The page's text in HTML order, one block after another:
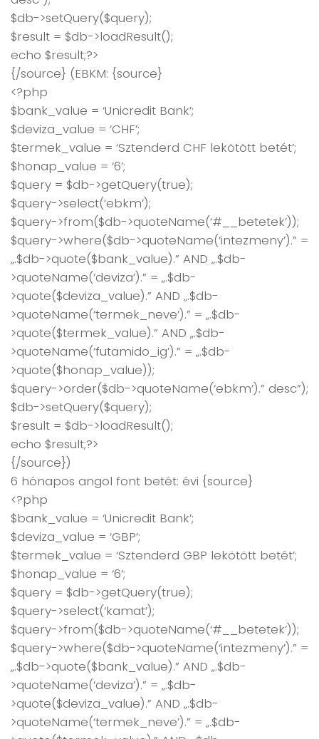
$db->setQuery($query);
$result = $db->loadResult();
echo $result;?>
{/source} (EBKM: {source}
<?php
$bank_value = ‘Unicredit Bank’;
$deviza_value = ‘CHF’;
$termek_value = ‘Sztenderd CHF lekötött betét’;
$honap_value = ‘6’;
$query = $db->getQuery(true);
$query->select(‘ebkm’);
$query->from($db->quoteName(‘#__betetek’));
$query->where($db->quoteName(‘intezmeny’).” =
„.$db->quote($bank_value).” AND „.$db-
>quoteName(‘deviza’).” = „.$db-
>quote($deviza_value).” AND „.$db-
>quoteName(‘termek_neve’).” = „.$db-
>quote($termek_value).” AND „.$db-
>quoteName(‘futamido_ig’).” = „.$db-
>quote($honap_value));
$query->order($db->quoteName(‘ebkm’).” desc”);
$db->setQuery($query);
$result = $db->loadResult();
echo $result;?>
{/source})
6 hónapos angol font betét: évi {source}
<?php
$bank_value = ‘Unicredit Bank’;
$deviza_value = ‘GBP’;
$termek_value = ‘Sztenderd GBP lekötött betét’;
$honap_value = ‘6’;
$query = $db->getQuery(true);
$query->select(‘kamat’);
$query->from($db->quoteName(‘#__betetek’));
$query->where($db->quoteName(‘intezmeny’).” =
„.$db->quote($bank_value).” AND „.$db-
>quoteName(‘deviza’).” = „.$db-
>quote($deviza_value).” AND „.$db-
>quoteName(‘termek_neve’).” = „.$db-